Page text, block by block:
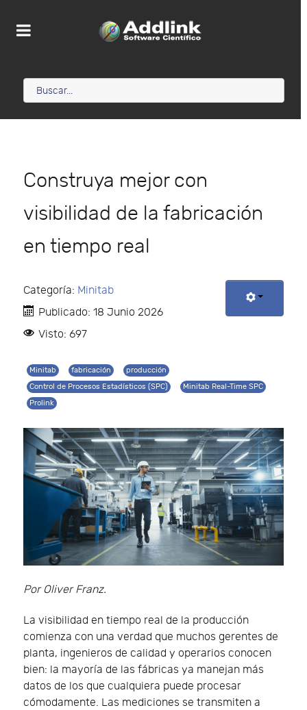
Construya mejor con
visibilidad de la fabricación
en tiempo real
Categoría: Minitab
Publicado: 18 Junio 2026
Visto: 697
Minitab fabricación
producción
Control de Procesos Estadísticos (SPC)
Minitab Real-Time SPC
Prolink
Por Oliver Franz.
La visibilidad en tiempo real de la producción
comienza con una verdad que muchos gerentes de
planta, ingenieros de calidad y operarios conocen
bien: la mayoría de las fábricas ya manejan más
datos de los que cualquiera puede procesar
cómodamente. Las mediciones se transmiten a